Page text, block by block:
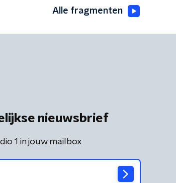
Alle fragmenten
nieuwsbrief
1 in jouw mailbox